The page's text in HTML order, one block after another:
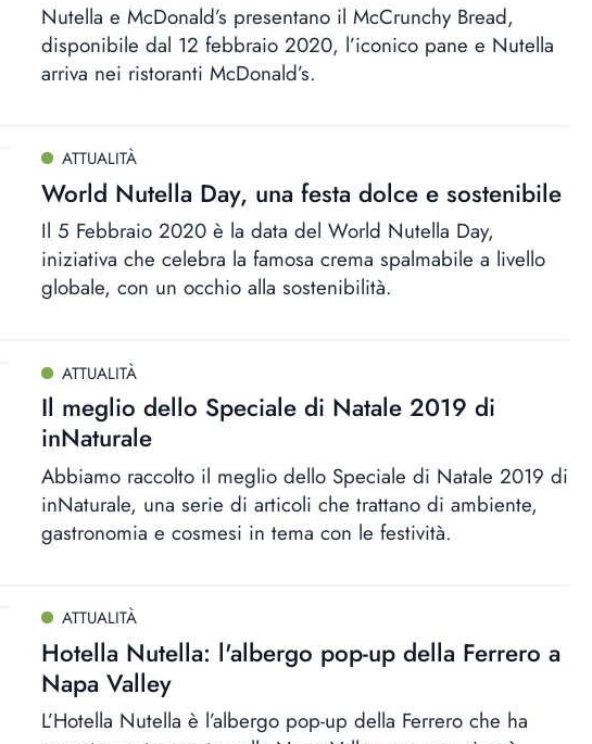
Nutella e McDonald’s presentano il McCrunchy Bread,
disponibile dal 12 febbraio 2020, l’iconico pane e Nutella
arriva nei ristoranti McDonald’s.
ATTUALITÀ
World Nutella Day, una festa dolce e sostenibile
Il 5 Febbraio 2020 è la data del World Nutella Day,
iniziativa che celebra la famosa crema spalmabile a livello
globale, con un occhio alla sostenibilità.
ATTUALITÀ
Il meglio dello Speciale di Natale 2019 di
inNaturale
Abbiamo raccolto il meglio dello Speciale di Natale 2019 di
inNaturale, una serie di articoli che trattano di ambiente,
gastronomia e cosmesi in tema con le festività.
ATTUALITÀ
Hotella Nutella: l'albergo pop-up della Ferrero a
Napa Valley
L’Hotella Nutella è l’albergo pop-up della Ferrero che ha